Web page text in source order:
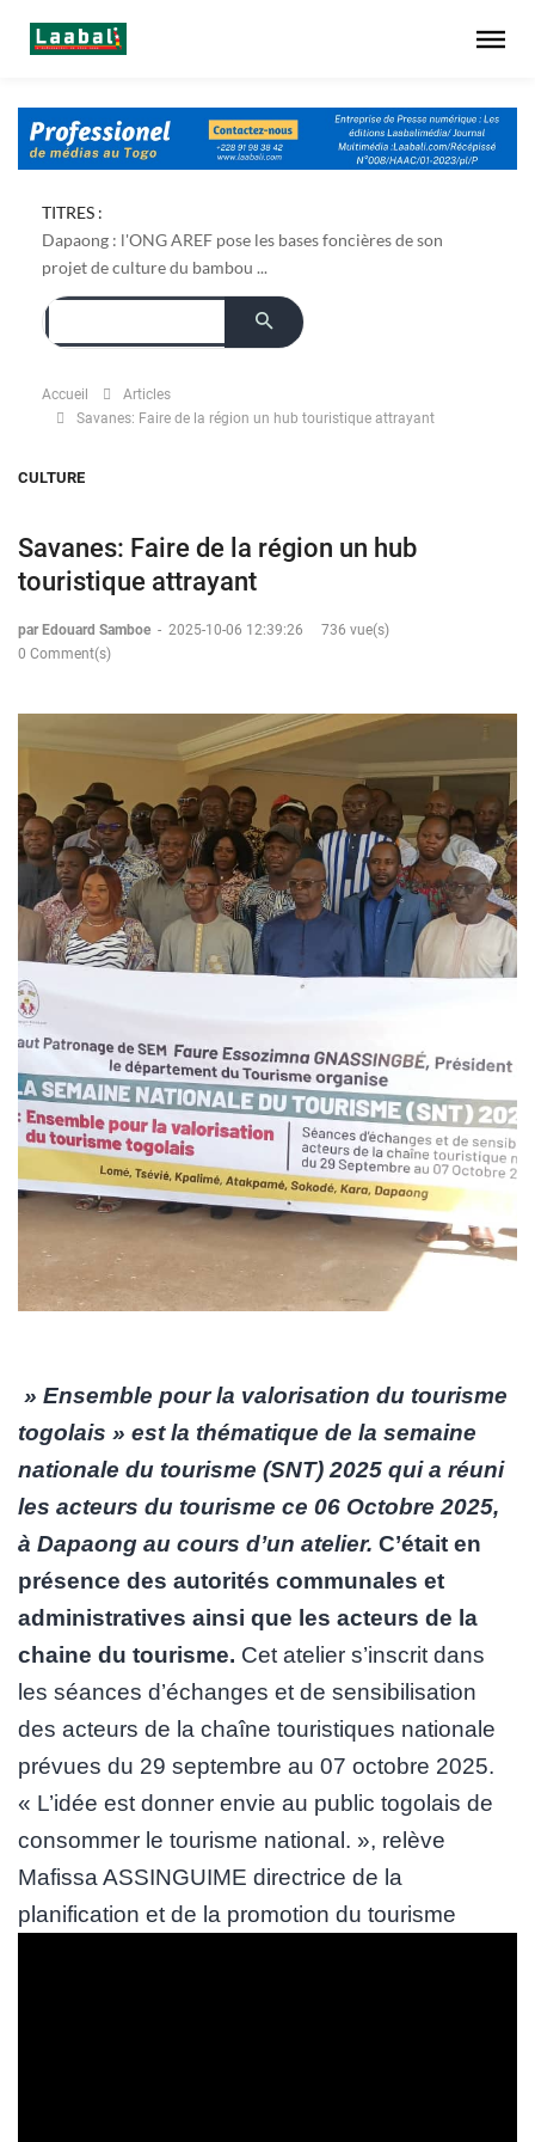
TITRES :
Dapaong : l'ONG AREF pose les bases foncières de son
projet de culture du bambou ...
Accueil
Articles
Savanes: Faire de la région un hub touristique attrayant
CULTURE
Savanes: Faire de la région un hub
touristique attrayant
par Edouard Samboe - 2025-10-06 12:39:26
736 vue(s)
0 Comment(s)
» Ensemble pour la valorisation du tourisme
togolais » est la thématique de la semaine
nationale du tourisme (SNT) 2025 qui a réuni
les acteurs du tourisme ce 06 Octobre 2025,
à Dapaong au cours d’un atelier. C’était en
présence des autorités communales et
administratives ainsi que les acteurs de la
chaine du tourisme. Cet atelier s’inscrit dans
les séances d’échanges et de sensibilisation
des acteurs de la chaîne touristiques nationale
prévues du 29 septembre au 07 octobre 2025.
« L’idée est donner envie au public togolais de
consommer le tourisme national. », relève
Mafissa ASSINGUIME directrice de la
planification et de la promotion du tourisme